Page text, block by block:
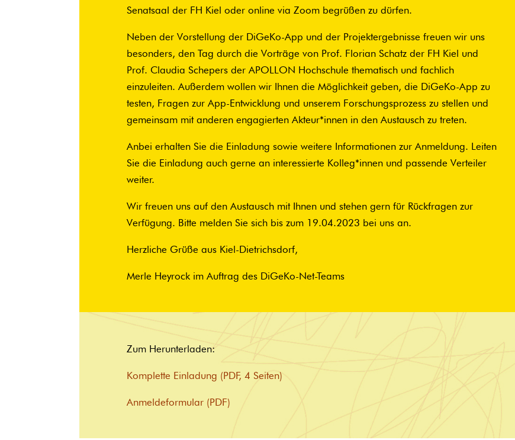
Senatsaal der FH Kiel oder online via Zoom begrüßen zu dürfen.
Neben der Vorstellung der DiGeKo-App und der Projektergebnisse freuen wir uns
besonders, den Tag durch die Vorträge von Prof. Florian Schatz der FH Kiel und
Prof. Claudia Schepers der APOLLON Hochschule thematisch und fachlich
einzuleiten. Außerdem wollen wir Ihnen die Möglichkeit geben, die DiGeKo-App zu
testen, Fragen zur App-Entwicklung und unserem Forschungsprozess zu stellen und
gemeinsam mit anderen engagierten Akteur*innen in den Austausch zu treten.
Anbei erhalten Sie die Einladung sowie weitere Informationen zur Anmeldung. Leiten
Sie die Einladung auch gerne an interessierte Kolleg*innen und passende Verteiler
weiter.
Wir freuen uns auf den Austausch mit Ihnen und stehen gern für Rückfragen zur
Verfügung. Bitte melden Sie sich bis zum 19.04.2023 bei uns an.
Herzliche Grüße aus Kiel-Dietrichsdorf,
Merle Heyrock im Auftrag des DiGeKo-Net-Teams
Zum Herunterladen:
Komplette Einladung (PDF, 4 Seiten)
Anmeldeformular (PDF)